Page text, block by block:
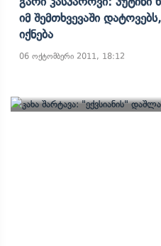
Იმ Შემთხვევაში
Იქნება
06 ოქტომბერი 2011, 18:12